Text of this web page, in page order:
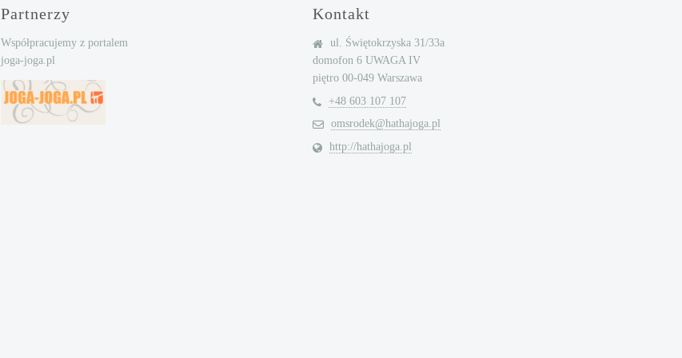
Partnerzy
Współpracujemy z portalem
joga-joga.pl
Kontakt
ul. Świętokrzyska 31/33a
domofon 6 UWAGA IV
piętro 00-049 Warszawa
+48 603 107 107
omsrodek@hathajoga.pl
http://hathajoga.pl